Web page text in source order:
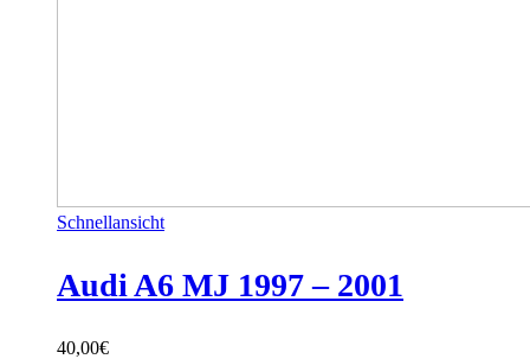
Schnellansicht
Audi A6 MJ 1997 – 2001
40,00€